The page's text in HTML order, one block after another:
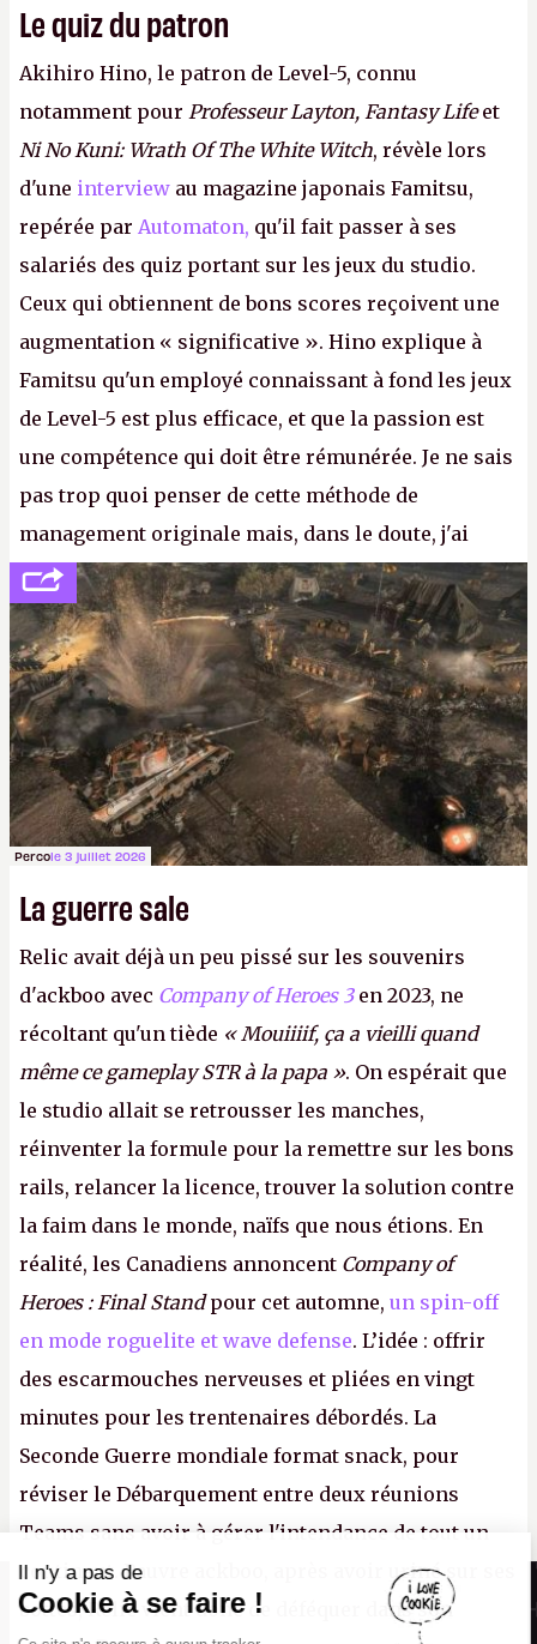
Le quiz du patron
Akihiro Hino, le patron de Level-5, connu
notamment pour Professeur Layton, Fantasy Lifeet
Ni No Kuni: Wrath Of The White Witch, révèle lors
d'une interview au magazine japonais Famitsu,
repérée par Automaton, qu'il fait passer à ses
salariés des quiz portant sur les jeux du studio.
Ceux qui obtiennent de bons scores reçoivent une
augmentation « significative ». Hino explique à
Famitsu qu'un employé connaissant à fond les jeux
de Level-5 est plus efficace, et que la passion est
une compétence qui doit être rémunérée. Je ne sais
pas trop quoi penser de cette méthode de
management originale mais, dans le doute, j'ai
décidé d'apprendre par cœur les 300 derniers
numéros deCanard PCavant de demander une
augmentation à Ivan Le Fou.A.
Percole 3 juillet 2026
La guerre sale
Relic avait déjà un peu pissé sur les souvenirs
d'ackboo avec Company of Heroes 3en 2023, ne
récoltant qu'un tiède « Mouiiiif, ça a vieilli quand
même ce gameplay STR à la papa ». On espérait que
le studio allait se retrousser les manches,
réinventer la formule pour la remettre sur les bons
rails, relancer la licence, trouver la solution contre
la faim dans le monde, naïfs que nous étions. En
réalité, les Canadiens annoncent Company of
Heroes : Final Standpour cet automne, un spin-off
en mode roguelite et wave defense. L’idée : offrir
des escarmouches nerveuses et pliées en vingt
minutes pour les trentenaires débordés. La
Seconde Guerre mondiale format snack, pour
réviser le Débarquement entre deux réunions
Teams sans avoir à gérer l'intendance de tout un
continent. Pauvre ackboo, après avoir uriné sur ses
bottes, Relic vient donc de déféquer dans son
Canard PC
Kiosque numérique
Il n'y a pas de
Cookie à se faire !